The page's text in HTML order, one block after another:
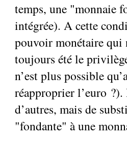
temps, une "monnaie
intégrée). A cette
pouvoir monétaire qui
toujours été le
n’est plus possible
réapproprier l’euro ?).
d’autres, mais de
"fondante" à une